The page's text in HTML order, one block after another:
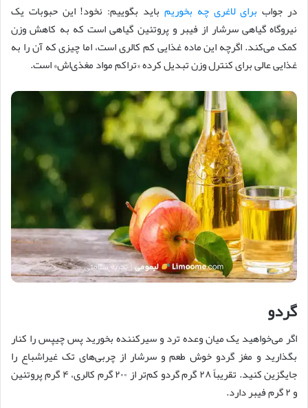
در جواب برای لاغری چه بخوریم باید بگوییم: نخود! این حبوبات یک
نیروگاه گیاهی سرشار از فیبر و پروتئین گیاهی است که به کاهش وزن
کمک می‌کند. اگرچه این ماده غذایی کم کالری است، اما چیزی که آن را به
غذایی عالی برای کنترل وزن تبدیل کرده «تراکم مواد مغذی‌اش» است.
گردو
اگر می‌خواهید یک میان وعده ترد و سیرکننده بخورید پس چیپس را کنار
بگذارید و مغز گردو خوش طعم و سرشار از چربی‌های تک غیراشباع را
جایگزین کنید. تقریباً ۲۸ گرم گردو کم‌تر از ۲۰۰ گرم کالری، ۴ گرم پروتئین
و ۲ گرم فیبر دارد.